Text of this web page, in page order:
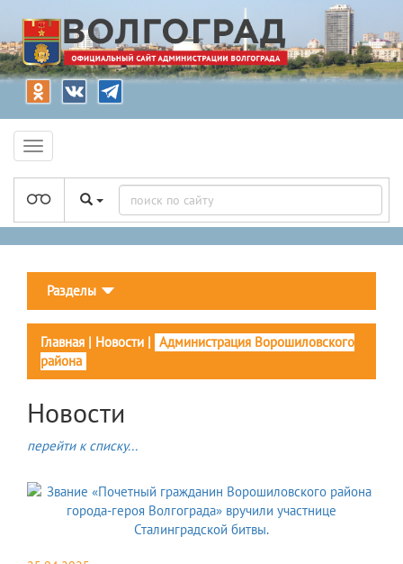
Разделы
Главная | Новости | Администрация Ворошиловского
района
Новости
перейти к списку...